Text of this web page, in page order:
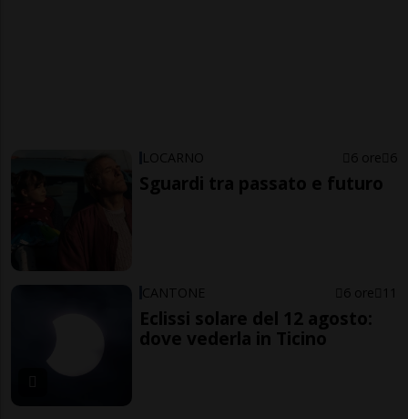
LOCARNO 6 ore 6
Sguardi tra passato e futuro
CANTONE 6 ore 11
Eclissi solare del 12 agosto:
dove vederla in Ticino